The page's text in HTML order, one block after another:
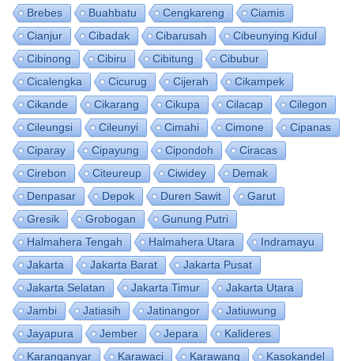
Brebes
Buahbatu Cengkareng
Ciamis
Cianjur
Cibadak Cibarusah
Cibeunying Kidul
Cibinong
Cibiru Cibitung
Cibubur
Cicalengka
Cicurug Cijerah
Cikampek
Cikande
Cikarang Cikupa Cilacap
Cilegon
Cileungsi
Cileunyi Cimahi Cimone
Cipanas
Ciparay
Cipayung Cipondoh
Ciracas
Cirebon
Citeureup Ciwidey
Demak
Denpasar
Depok Duren Sawit
Garut
Gresik
Grobogan
Gunung Putri
Halmahera Tengah
Halmahera Utara
Indramayu
Jakarta
Jakarta Barat
Jakarta Pusat
Jakarta Selatan
Jakarta Timur
Jakarta Utara
Jambi
Jatiasih Jatinangor
Jatiuwung
Jayapura
Jember Jepara
Kalideres
Karanganyar
Karawaci Karawang
Kasokandel